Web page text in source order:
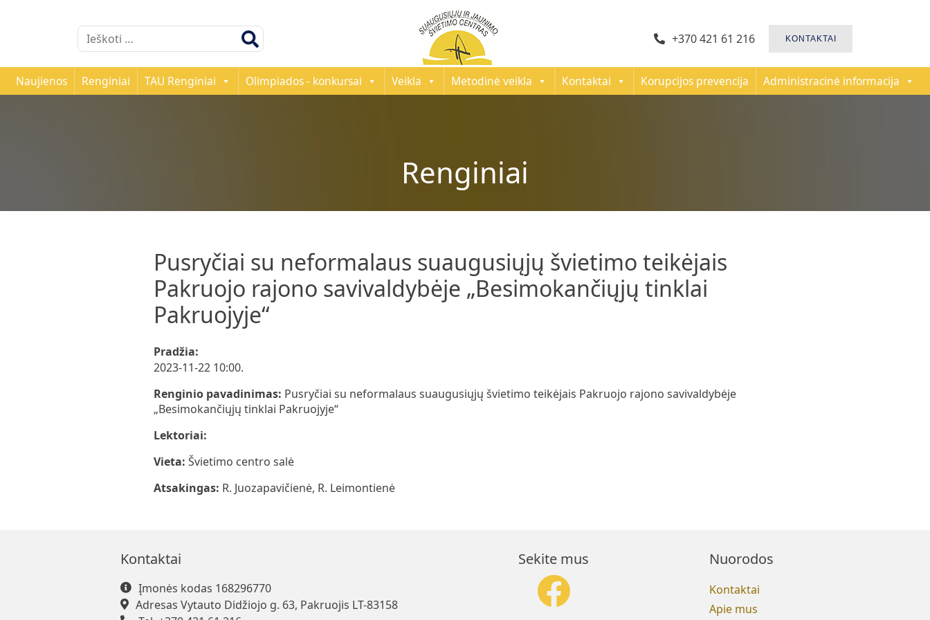
Ieškoti: +370 421 61 216 KONTAKTAI
Naujienos Renginiai TAU Renginiai Olimpiados - konkursai Veikla Metodinė veikla Kontaktai Korupcijos prevencija Administracinė informacija
Renginiai
Pusryčiai su neformalaus suaugusiųjų švietimo teikėjais
Pakruojo rajono savivaldybėje „Besimokančiųjų tinklai
Pakruojyje“
Pradžia:
2023-11-22 10:00.
Renginio pavadinimas: Pusryčiai su neformalaus suaugusiųjų švietimo teikėjais Pakruojo rajono savivaldybėje
„Besimokančiųjų tinklai Pakruojyje“
Lektoriai:
Vieta: Švietimo centro salė
Atsakingas: R. Juozapavičienė, R. Leimontienė
Kontaktai
Įmonės kodas 168296770
Adresas Vytauto Didžiojo g. 63, Pakruojis LT-83158
Sekite mus Nuorodos
Kontaktai
Apie mus